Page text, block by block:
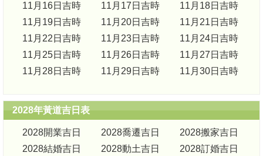
11月16日吉時
11月17日吉時
11月18日吉時
11月19日吉時
11月20日吉時
11月21日吉時
11月22日吉時
11月23日吉時
11月24日吉時
11月25日吉時
11月26日吉時
11月27日吉時
11月28日吉時
11月29日吉時 11月30日吉時
2028年黃道吉日表
2028開業吉日 2028喬遷吉日
2028搬家吉日
2028結婚吉日
2028動土吉日
2028訂婚吉日